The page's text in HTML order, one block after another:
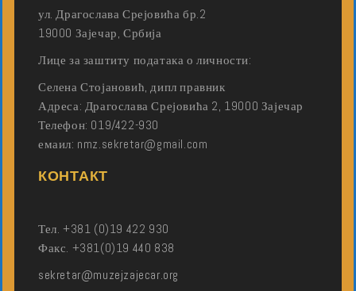
ул. Драгослава Срејовића бр.2
19000 Зајечар, Србија
Лице за заштиту података о личности:
Селена Стојановић, дипл правник
Адреса: Драгослава Срејовића 2, 19000 Зајечар
Телефон: 019/422-930
емаил: nmz.sekretar@gmail.com
КОНТАКТ
Тел. +381 (0)19 422 930
Факс. +381(0)19 440 838
sekretar@muzejzajecar.org